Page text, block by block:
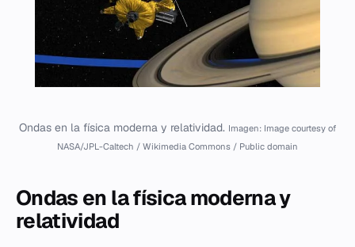
Ondas en la física moderna y relatividad. Imagen: Image courtesy of
NASA/JPL-Caltech / Wikimedia Commons / Public domain
Ondas en la física moderna y
relatividad